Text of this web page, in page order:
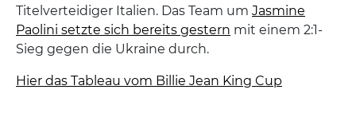
Titelverteidiger Italien. Das Team um Jasmine
Paolini setzte sich bereits gestern mit einem 2:1-
Sieg gegen die Ukraine durch.
Hier das Tableau vom Billie Jean King Cup